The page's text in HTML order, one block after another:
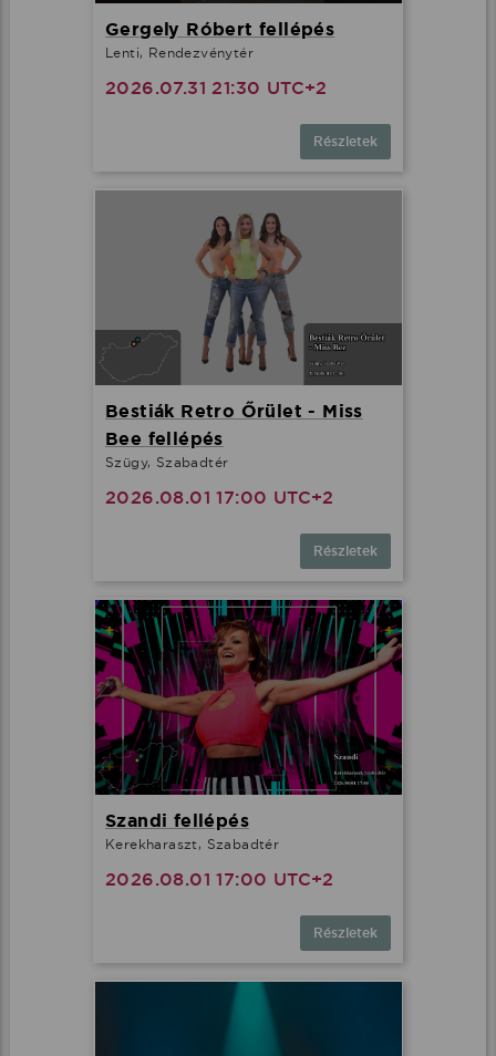
Gergely Róbert fellépés
Lenti, Rendezvénytér
2026.07.31 21:30 UTC+2
Részletek
Bestiák Retro Őrület - Miss
Bee fellépés
Szügy, Szabadtér
2026.08.01 17:00 UTC+2
Részletek
Szandi fellépés
Kerekharaszt, Szabadtér
2026.08.01 17:00 UTC+2
Részletek